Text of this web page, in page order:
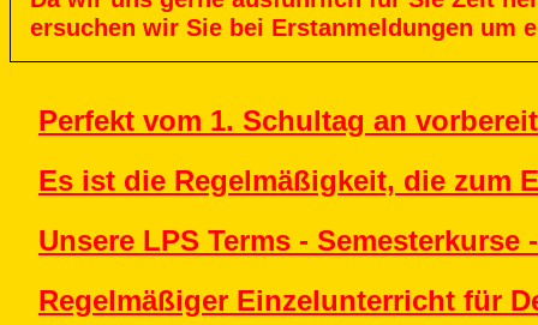
ersuchen wir Sie bei Erstanmeldungen um
Perfekt vom 1. Schultag an
Es ist die Regelmäßigkeit, die zum
Unsere LPS Terms -
Regelmäßiger Einzelunterricht für